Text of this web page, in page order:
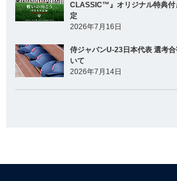
CLASSIC™』オリジナル特典付
定
2026年7月16日
侍ジャパンU-23日本代表 選考
いて
2026年7月14日